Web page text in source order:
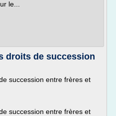
le...
droits de succession
succession entre frères et
succession entre frères et